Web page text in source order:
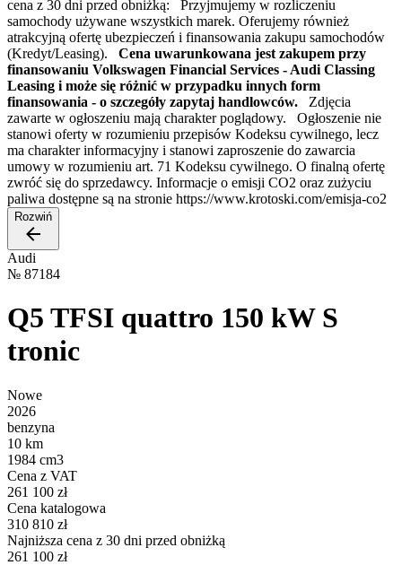
cena z 30 dni przed obniżką: Przyjmujemy w rozliczeniu
samochody używane wszystkich marek. Oferujemy również
atrakcyjną ofertę ubezpieczeń i finansowania zakupu samochodów
(Kredyt/Leasing). Cena uwarunkowana jest zakupem przy
finansowaniu Volkswagen Financial Services - Audi Classing
Leasing i może się różnić w przypadku innych form
finansowania - o szczegóły zapytaj handlowców. Zdjęcia
zawarte w ogłoszeniu mają charakter poglądowy. Ogłoszenie nie
stanowi oferty w rozumieniu przepisów Kodeksu cywilnego, lecz
ma charakter informacyjny i stanowi zaproszenie do zawarcia
umowy w rozumieniu art. 71 Kodeksu cywilnego. O finalną ofertę
zwróć się do sprzedawcy. Informacje o emisji CO2 oraz zużyciu
paliwa dostępne są na stronie https://www.krotoski.com/emisja-co2
Rozwiń
Audi
№ 87184
Q5 TFSI quattro 150 kW S
tronic
Nowe
2026
benzyna
10 km
1984 cm3
Cena z VAT
261 100 zł
Cena katalogowa
310 810 zł
Najniższa cena z 30 dni przed obniżką
261 100 zł